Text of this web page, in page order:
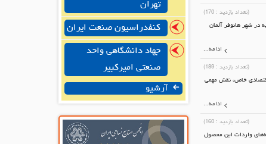
(تعداد بازدید : 170
)
تقریباً هرسال در ماه ژانویه در شهر هانوفر آلمان
ادامه...
(تعداد بازدید : 189
)
اقتصادی خاص، نقش مهمی
ادامه...
(تعداد بازدید : 160
)
واردات این محصول
تهران
کنفدراسیون صنعت ایران
جهاد دانشگاهی واحد
صنعتی امیرکبیر
آرشیو